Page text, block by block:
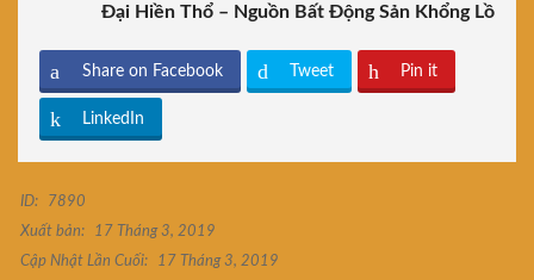
Đại Hiền Thổ – Nguồn Bất Động Sản Khổng Lồ
Share on Facebook Tweet Pin it
LinkedIn
ID:
7890
Xuất bản:
17 Tháng 3, 2019
Cập Nhật Lần Cuối:
17 Tháng 3, 2019